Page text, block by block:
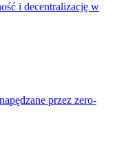
i decentralizację w
przez zero-